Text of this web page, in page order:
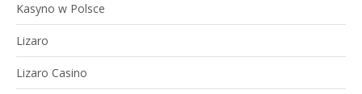
Kasyno w Polsce
Lizaro
Lizaro Casino